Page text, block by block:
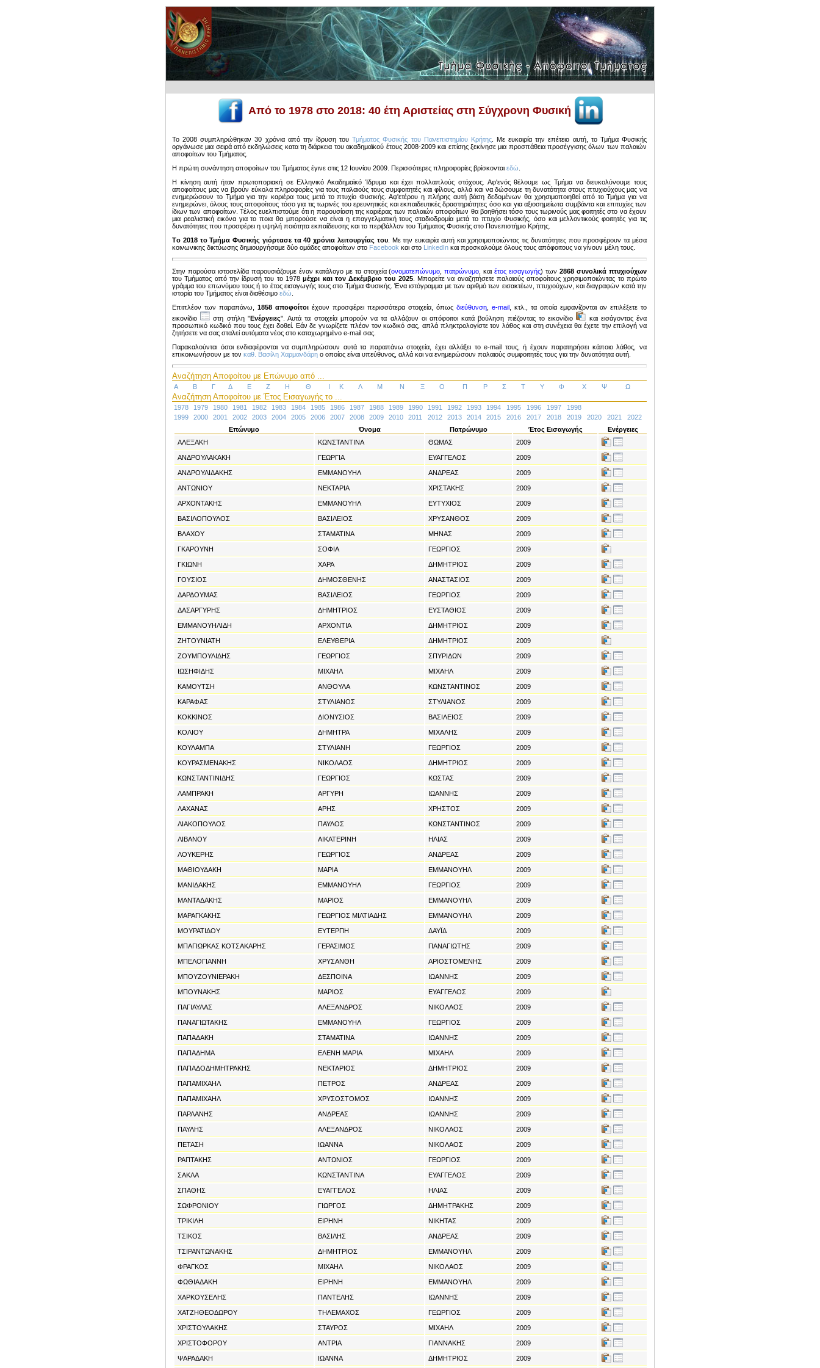
Από το 1978 στο 2018: 40 έτη Αριστείας στη Σύγχρονη Φυσική
Το 2008 συμπληρώθηκαν 30 χρόνια από την ίδρυση τουΤμήματος Φυσικής του Πανεπιστημίου Κρήτης. Με ευκαιρία την επέτειο αυτή, το Τμήμα Φυσικής
οργάνωσε μια σειρά από εκδηλώσεις κατα τη διάρκεια του ακαδημαϊκού έτους 2008-2009 και επίσης ξεκίνησε μια προσπάθεια προσέγγισης όλων των παλαιών
αποφοίτων του Τμήματος.
Η πρώτη συνάντηση αποφοίτων του Τμήματος έγινε στις 12 Ιουνίου 2009. Περισσότερες πληροφορίες βρίσκονται εδώ
Η κίνηση αυτή ήταν πρωτοποριακή σε Ελληνικό Ακαδημαϊκό Ίδρυμα και έχει πολλαπλούς στόχους. Αφ'ενός θέλουμε ως Τμήμα να διευκολύνουμε τους
αποφοίτους μας να βρούν εύκολα πληροφορίες για τους παλαιούς τους συμφοιτητές και φίλους, αλλά και να δώσουμε τη δυνατότητα στους πτυχιούχους μας να
ενημερώσουν το Τμήμα για την καριέρα τους μετά το πτυχίο Φυσικής. Αφ'ετέρου η πλήρης αυτή βάση δεδομένων θα χρησιμοποιηθεί από το Τμήμα για να
ενημερώνει, όλους τους αποφοίτους τόσο για τις τωρινές του ερευνητικές και εκπαιδευτικές δραστηριότητες όσο και για αξιοσημείωτα συμβάντα και επιτυχίες των
ίδιων των αποφοίτων. Τέλος ευελπιστούμε ότι η παρουσίαση της καριέρας των παλαιών αποφοίτων θα βοηθήσει τόσο τους τωρινούς μας φοιτητές στο να έχουν
μια ρεαλιστική εικόνα για το ποια θα μπορούσε να είναι η επαγγελματική τους σταδιοδρομία μετά το πτυχίο Φυσικής, όσο και μελλοντικούς φοιτητές για τις
δυνατότητες που προσφέρει η υψηλή ποιότητα εκπαίδευσης και το περιβάλλον του Τμήματος Φυσικής στο Πανεπιστήμιο Κρήτης.
Τo 2018 το Τμήμα Φυσικής γιόρτασε τα 40 χρόνια λειτουργίας του. Με την ευκαιρία αυτή και χρησιμοποιώντας τις δυνατότητες που προσφέρουν τα μέσα
κοινωνικης δικτύωσης δημιουργήσαμε δύο ομάδες αποφοίτων στο Facebook και στο LinkedIn και προσκαλούμε όλους τους απόφοιτους να γίνουν μέλη τους.
Στην παρούσα ιστοσελίδα παρουσιάζουμε έναν κατάλογο με τα στοιχεία (ονοματεπώνυμο ,πατρώνυμο , καιέτος εισαγωγής) των2868 συνολικά πτυχιούχων
του Τμήματος από την ίδρυσή του το 1978μέχρι και τον Δεκέμβριο του 2025. Μπορείτε να αναζητήσετε παλαιούς αποφοίτους χρησιμοποιώντας το πρώτο
γράμμα του επωνύμου τους ή το έτος εισαγωγής τους στο Τμήμα Φυσικής. Ένα ιστόγραμμα με των αριθμό των εισακτέων, πτυχιούχων, και διαγραφών κατά την
ιστορία του Τμήματος είναι διαθέσιμο εδώ
Επιπλέον των παραπάνω, 1858 αποφοίτοι έχουν προσφέρει περισσότερα στοιχεία, όπως διεύθυνση e-mail , κτλ., τα οποία εμφανίζονται αν επιλέξετε το
εικονίδιο
στη στήλη "Ενέργειες". Αυτά τα στοιχεία μπορούν να τα αλλάζουν οι απόφοιτοι κατά βούληση πιέζοντας το εικονίδιο
και εισάγοντας ένα
προσωπικό κωδικό που τους έχει δοθεί. Εάν δε γνωρίζετε πλέον τον κωδικό σας, απλά πληκτρολογίστε τον λάθος και στη συνέχεια θα έχετε την επιλογή να
ζητήσετε να σας σταλεί αυτόματα νέος στο καταχωρημένο e-mail σας.
Παρακαλούνται όσοι ενδιαφέρονται να συμπληρώσουν αυτά τα παραπάνω στοιχεία, έχει αλλάξει το e-mail τους, ή έχουν παρατηρήσει κάποιο λάθος, να
επικοινωνήσουν με τον καθ. Βασίλη Χαρμανδάρη ο οποίος είναι υπεύθυνος, αλλά και να ενημερώσουν παλαιούς συμφοιτητές τους για την δυνατότητα αυτή.
Αναζήτηση Αποφοίτου με Επώνυμο από ...
Α Β Γ Δ Ε Ζ Η Θ Ι Κ Λ Μ Ν Ξ Ο Π Ρ Σ Τ Υ Φ Χ Ψ Ω
Αναζήτηση Αποφοίτου με Έτος Εισαγωγής το ...
1978 1979 1980 1981 1982 1983 1984 1985 1986 1987 1988 1989 1990 1991 1992 1993 1994 1995 1996 1997
1998
1999
2000 2001 2002 2003 2004 2005 2006 2007 2008 2009 2010 2011 2012 2013 2014 2015 2016 2017 2018 2019 2020 2021
2022
Επώνυμο
Όνομα Πατρώνυμο Έτος Εισαγωγής
Ενέργειες
ΑΛΕΞΑΚΗ
ΚΩΝΣΤΑΝΤΙΝΑ ΘΩΜΑΣ 2009
ΑΝΔΡΟΥΛΑΚΑΚΗ ΓΕΩΡΓΙΑ ΕΥΑΓΓΕΛΟΣ 2009
ΑΝΔΡΟΥΛΙΔΑΚΗΣ ΕΜΜΑΝΟΥΗΛ ΑΝΔΡΕΑΣ 2009
ΑΝΤΩΝΙΟΥ ΝΕΚΤΑΡΙΑ ΧΡΙΣΤΑΚΗΣ 2009
ΑΡΧΟΝΤΑΚΗΣ ΕΜΜΑΝΟΥΗΛ ΕΥΤΥΧΙΟΣ 2009
ΒΑΣΙΛΟΠΟΥΛΟΣ ΒΑΣΙΛΕΙΟΣ ΧΡΥΣΑΝΘΟΣ 2009
ΒΛΑΧΟΥ ΣΤΑΜΑΤΙΝΑ ΜΗΝΑΣ 2009
ΓΚΑΡΟΥΝΗ ΣΟΦΙΑ ΓΕΩΡΓΙΟΣ 2009
ΓΚΙΩΝΗ ΧΑΡΑ ΔΗΜΗΤΡΙΟΣ 2009
ΓΟΥΣΙΟΣ ΔΗΜΟΣΘΕΝΗΣ ΑΝΑΣΤΑΣΙΟΣ 2009
ΔΑΡΔΟΥΜΑΣ ΒΑΣΙΛΕΙΟΣ ΓΕΩΡΓΙΟΣ 2009
ΔΑΣΑΡΓΥΡΗΣ ΔΗΜΗΤΡΙΟΣ ΕΥΣΤΑΘΙΟΣ 2009
ΕΜΜΑΝΟΥΗΛΙΔΗ ΑΡΧΟΝΤΙΑ ΔΗΜΗΤΡΙΟΣ 2009
ΖΗΤΟΥΝΙΑΤΗ ΕΛΕΥΘΕΡΙΑ ΔΗΜΗΤΡΙΟΣ 2009
ΖΟΥΜΠΟΥΛΙΔΗΣ ΓΕΩΡΓΙΟΣ ΣΠΥΡΙΔΩΝ 2009
ΙΩΣΗΦΙΔΗΣ ΜΙΧΑΗΛ ΜΙΧΑΗΛ 2009
ΚΑΜΟΥΤΣΗ ΑΝΘΟΥΛΑ ΚΩΝΣΤΑΝΤΙΝΟΣ 2009
ΚΑΡΑΦΑΣ ΣΤΥΛΙΑΝΟΣ ΣΤΥΛΙΑΝΟΣ 2009
ΚΟΚΚΙΝΟΣ ΔΙΟΝΥΣΙΟΣ ΒΑΣΙΛΕΙΟΣ 2009
ΚΟΛΙΟΥ ΔΗΜΗΤΡΑ ΜΙΧΑΛΗΣ 2009
ΚΟΥΛΑΜΠΑ ΣΤΥΛΙΑΝΗ ΓΕΩΡΓΙΟΣ 2009
ΚΟΥΡΑΣΜΕΝΑΚΗΣ ΝΙΚΟΛΑΟΣ ΔΗΜΗΤΡΙΟΣ 2009
ΚΩΝΣΤΑΝΤΙΝΙΔΗΣ ΓΕΩΡΓΙΟΣ ΚΩΣΤΑΣ 2009
ΛΑΜΠΡΑΚΗ ΑΡΓΥΡΗ ΙΩΑΝΝΗΣ 2009
ΛΑΧΑΝΑΣ ΑΡΗΣ ΧΡΗΣΤΟΣ 2009
ΛΙΑΚΟΠΟΥΛΟΣ ΠΑΥΛΟΣ ΚΩΝΣΤΑΝΤΙΝΟΣ 2009
ΛΙΒΑΝΟΥ ΑΙΚΑΤΕΡΙΝΗ ΗΛΙΑΣ 2009
ΛΟΥΚΕΡΗΣ ΓΕΩΡΓΙΟΣ ΑΝΔΡΕΑΣ 2009
ΜΑΘΙΟΥΔΑΚΗ ΜΑΡΙΑ ΕΜΜΑΝΟΥΗΛ 2009
ΜΑΝΙΔΑΚΗΣ ΕΜΜΑΝΟΥΗΛ ΓΕΩΡΓΙΟΣ 2009
ΜΑΝΤΑΔΑΚΗΣ ΜΑΡΙΟΣ ΕΜΜΑΝΟΥΗΛ 2009
ΜΑΡΑΓΚΑΚΗΣ ΓΕΩΡΓΙΟΣ ΜΙΛΤΙΑΔΗΣ ΕΜΜΑΝΟΥΗΛ 2009
ΜΟΥΡΑΤΙΔΟΥ ΕΥΤΕΡΠΗ ΔΑΥΪΔ 2009
ΜΠΑΓΙΩΡΚΑΣ ΚΟΤΣΑΚΑΡΗΣ ΓΕΡΑΣΙΜΟΣ ΠΑΝΑΓΙΩΤΗΣ 2009
ΜΠΕΛΟΓΙΑΝΝΗ ΧΡΥΣΑΝΘΗ ΑΡΙΟΣΤΟΜΕΝΗΣ 2009
ΜΠΟΥΖΟΥΝΙΕΡΑΚΗ ΔΕΣΠΟΙΝΑ ΙΩΑΝΝΗΣ 2009
ΜΠΟΥΝΑΚΗΣ ΜΑΡΙΟΣ ΕΥΑΓΓΕΛΟΣ 2009
ΠΑΓΙΑΥΛΑΣ ΑΛΕΞΑΝΔΡΟΣ ΝΙΚΟΛΑΟΣ 2009
ΠΑΝΑΓΙΩΤΑΚΗΣ ΕΜΜΑΝΟΥΗΛ ΓΕΩΡΓΙΟΣ 2009
ΠΑΠΑΔΑΚΗ ΣΤΑΜΑΤΙΝΑ ΙΩΑΝΝΗΣ 2009
ΠΑΠΑΔΗΜΑ ΕΛΕΝΗ ΜΑΡΙΑ ΜΙΧΑΗΛ 2009
ΠΑΠΑΔΟΔΗΜΗΤΡΑΚΗΣ ΝΕΚΤΑΡΙΟΣ ΔΗΜΗΤΡΙΟΣ 2009
ΠΑΠΑΜΙΧΑΗΛ ΠΕΤΡΟΣ ΑΝΔΡΕΑΣ 2009
ΠΑΠΑΜΙΧΑΗΛ ΧΡΥΣΟΣΤΟΜΟΣ ΙΩΑΝΝΗΣ 2009
ΠΑΡΛΑΝΗΣ ΑΝΔΡΕΑΣ ΙΩΑΝΝΗΣ 2009
ΠΑΥΛΗΣ ΑΛΕΞΑΝΔΡΟΣ ΝΙΚΟΛΑΟΣ 2009
ΠΕΤΑΣΗ ΙΩΑΝΝΑ ΝΙΚΟΛΑΟΣ 2009
ΡΑΠΤΑΚΗΣ ΑΝΤΩΝΙΟΣ ΓΕΩΡΓΙΟΣ 2009
ΣΑΚΛΑ ΚΩΝΣΤΑΝΤΙΝΑ ΕΥΑΓΓΕΛΟΣ 2009
ΣΠΑΘΗΣ ΕΥΑΓΓΕΛΟΣ ΗΛΙΑΣ 2009
ΣΩΦΡΟΝΙΟΥ ΓΙΩΡΓΟΣ ΔΗΜΗΤΡΑΚΗΣ 2009
ΤΡΙΚΙΛΗ ΕΙΡΗΝΗ ΝΙΚΗΤΑΣ 2009
ΤΣΙΚΟΣ ΒΑΣΙΛΗΣ ΑΝΔΡΕΑΣ 2009
ΤΣΙΡΑΝΤΩΝΑΚΗΣ ΔΗΜΗΤΡΙΟΣ ΕΜΜΑΝΟΥΗΛ 2009
ΦΡΑΓΚΟΣ ΜΙΧΑΗΛ ΝΙΚΟΛΑΟΣ 2009
ΦΩΘΙΑΔΑΚΗ ΕΙΡΗΝΗ ΕΜΜΑΝΟΥΗΛ 2009
ΧΑΡΚΟΥΣΕΛΗΣ ΠΑΝΤΕΛΗΣ ΙΩΑΝΝΗΣ 2009
ΧΑΤΖΗΘΕΟΔΩΡΟΥ ΤΗΛΕΜΑΧΟΣ ΓΕΩΡΓΙΟΣ 2009
ΧΡΙΣΤΟΥΛΑΚΗΣ ΣΤΑΥΡΟΣ ΜΙΧΑΗΛ 2009
ΧΡΙΣΤΟΦΟΡΟΥ ΑΝΤΡΙΑ ΓΙΑΝΝΑΚΗΣ 2009
ΨΑΡΑΔΑΚΗ ΙΩΑΝΝΑ ΔΗΜΗΤΡΙΟΣ 2009